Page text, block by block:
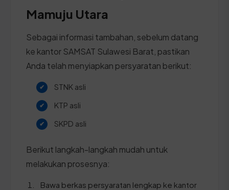
Mamuju Utara
Sebagai informasi tambahan, sebelum datang
ke kantor SAMSAT Sulawesi Barat, pastikan
Anda telah menyiapkan persyaratan berikut:
STNK asli
KTP asli
SKPD asli
Berikut langkah-langkah mudah untuk
melakukan prosesnya:
Bawa berkas persyaratan lengkap ke kantor